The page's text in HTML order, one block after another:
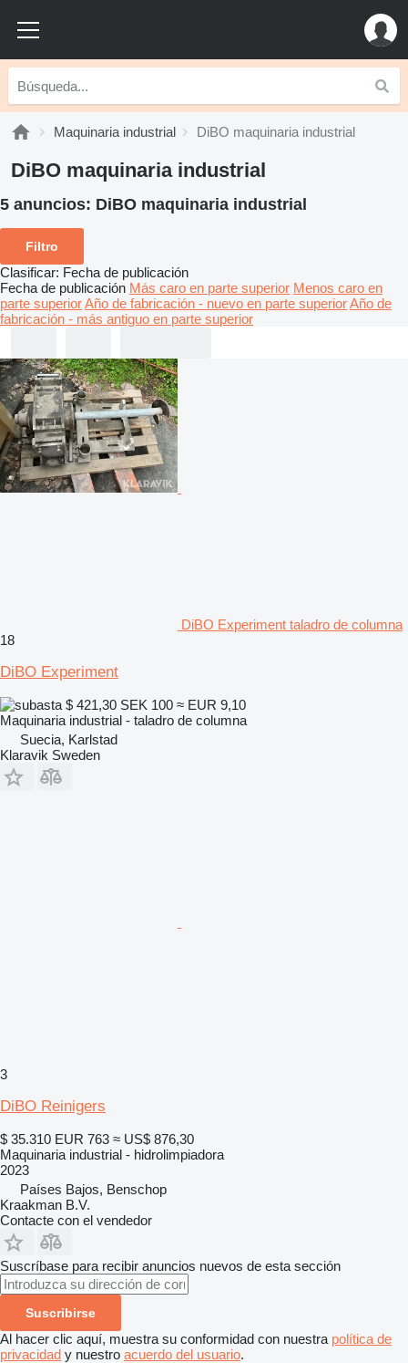
Maquinaria industrial DiBO maquinaria industrial
DiBO maquinaria industrial
5 anuncios: DiBO maquinaria industrial
Filtro
Clasificar: Fecha de publicación
Fecha de publicación Más caro en parte superior Menos caro en
parte superiorAño de fabricación - nuevo en parte superiorAño de
fabricación - más antiguo en parte superior
DiBO Experiment taladro de columna
18
DiBO Experiment
$ 421,30 SEK 100 ≈ EUR 9,10
Maquinaria industrial - taladro de columna
Suecia, Karlstad
Klaravik Sweden
3
DiBO Reinigers
$ 35.310 EUR 763 ≈ US$ 876,30
Maquinaria industrial - hidrolimpiadora
2023
Países Bajos, Benschop
Kraakman B.V.
Contacte con el vendedor
Suscríbase para recibir anuncios nuevos de esta sección
Suscribirse
Al hacer clic aquí, muestra su conformidad con nuestra política de
privacidad y nuestro acuerdo del usuario.